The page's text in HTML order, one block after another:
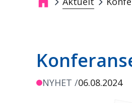
NYHET /06.08.2024